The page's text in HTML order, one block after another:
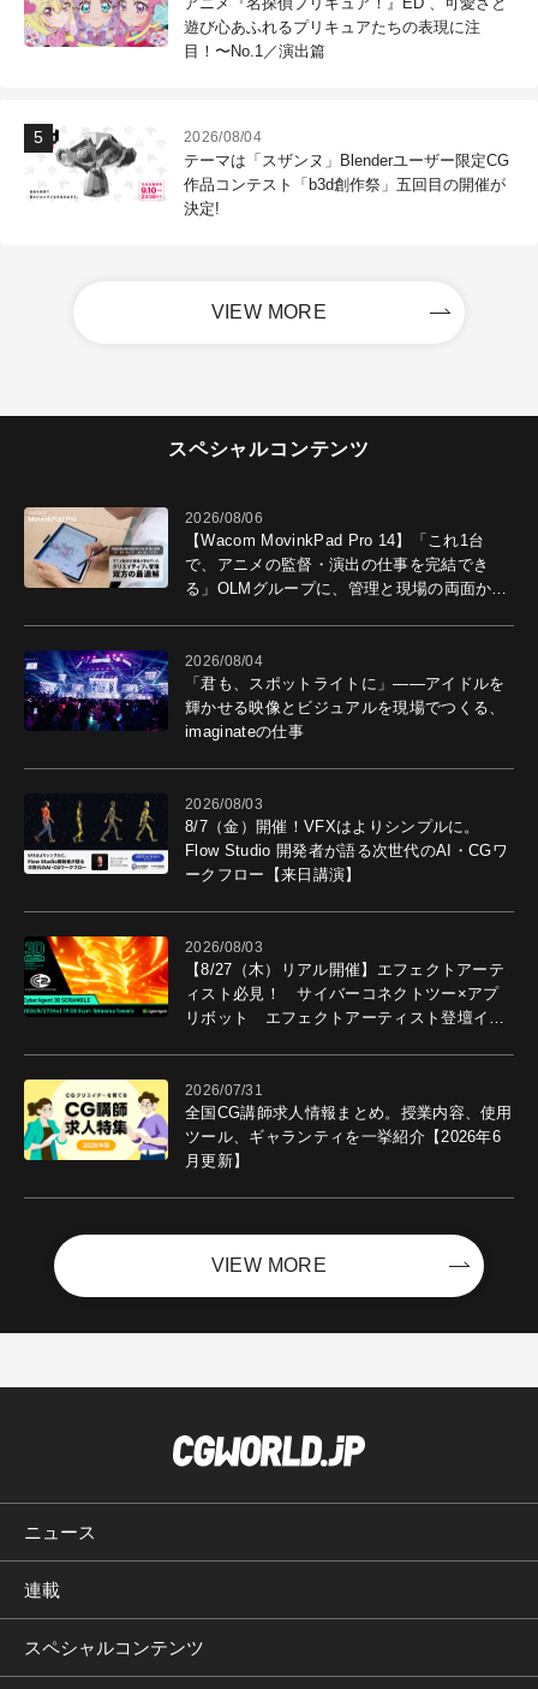
遊び心あふれるプリキュアたちの表現に注
目！〜No.1／演出篇
2026/08/04
テーマは「スザンヌ」Blenderユーザー限定CG
作品コンテスト「b3d創作祭」五回目の開催が
決定!
VIEW MORE
スペシャルコンテンツ
2026/08/06
【Wacom MovinkPad Pro 14】「これ1台
で、アニメの監督・演出の仕事を完結でき
る」OLMグループに、管理と現場の両面から
2026/08/04
「君も、スポットライトに」――アイドルを
輝かせる映像とビジュアルを現場でつくる、
imaginateの仕事
2026/08/03
8/7（金）開催！VFXはよりシンプルに。
Flow Studio 開発者が語る次世代のAI・CGワ
ークフロー【来日講演】
2026/08/03
【8/27（木）リアル開催】エフェクトアーテ
ィスト必見！ サイバーコネクトツー×アプ
リボット エフェクトアーティスト登壇イベ
2026/07/31
全国CG講師求人情報まとめ。授業内容、使用
ツール、ギャランティを一挙紹介【2026年6
月更新】
VIEW MORE
ニュース
連載
スペシャルコンテンツ